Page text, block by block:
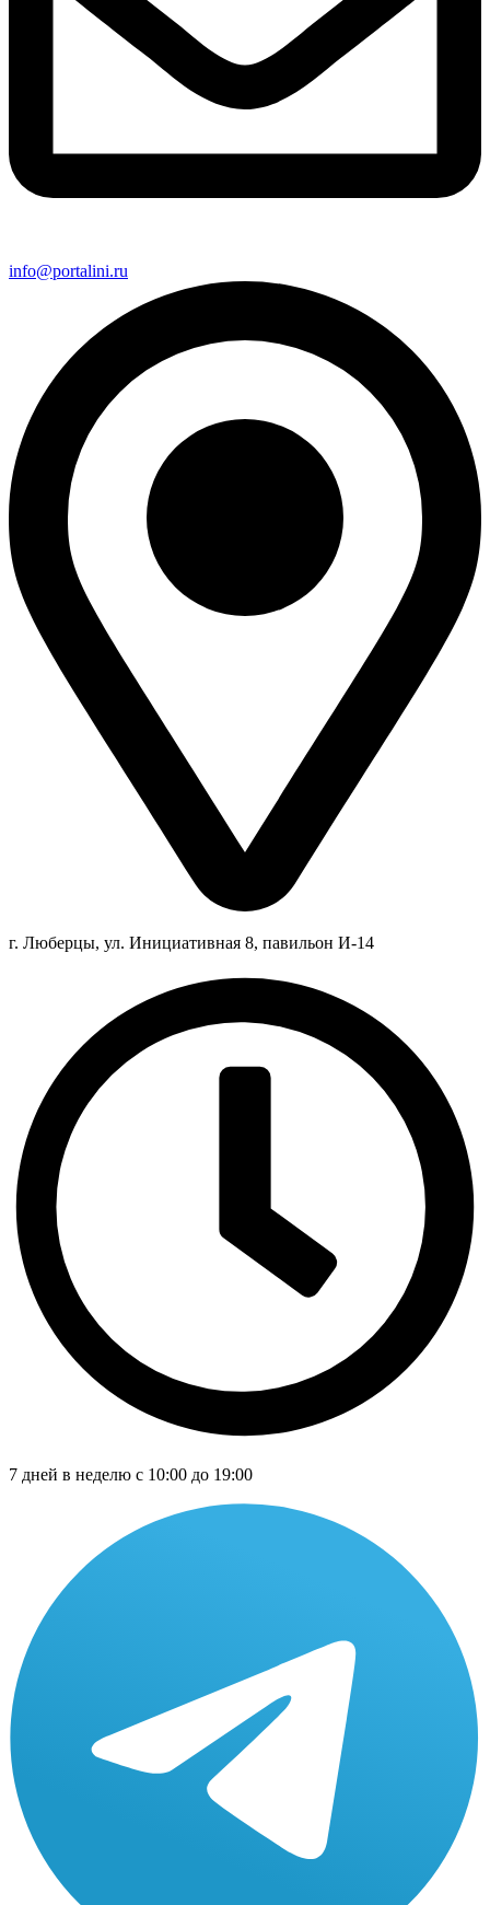
info@portalini.ru
г. Люберцы, ул. Инициативная 8, павильон И-14
7 дней в неделю с 10:00 до 19:00